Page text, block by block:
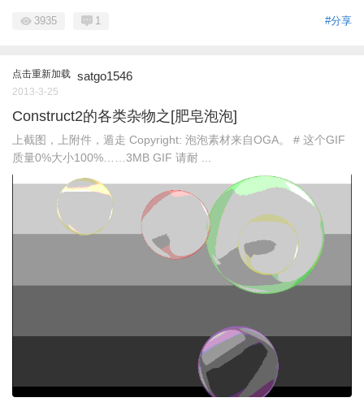
#分享
3935 1
点击重新加载 satgo1546
2013-3-25
Construct2的各类杂物之[肥皂泡泡]
上截图，上附件，遁走 Copyright: 泡泡素材来自OGA。 # 这个GIF
质量0%大小100%……3MB GIF 请耐 ...